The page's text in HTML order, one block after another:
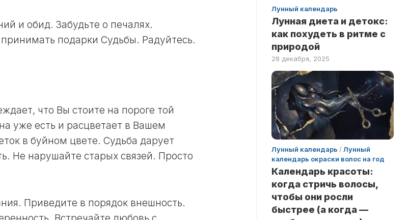
и обид. Забудьте о печалях.
подарки Судьбы. Радуйтесь.
что Вы стоите на пороге той
уже есть и расцветает в Вашем
в буйном цвете. Судьба дарует
Не нарушайте старых связей. Просто
Приведите в порядок внешность.
Лунный календарь
Лунная диета и детокс:
как похудеть в ритме с
природой
28 декабря, 2025
Лунный календарь /Лунный
календарь окраски волос на год
Календарь красоты:
когда стричь волосы,
чтобы они росли
быстрее (а когда —